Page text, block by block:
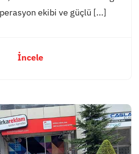
ekibi ve güçlü [...]
İncele